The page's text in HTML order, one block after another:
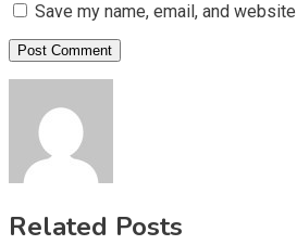
Save my name, email, and
Related Posts